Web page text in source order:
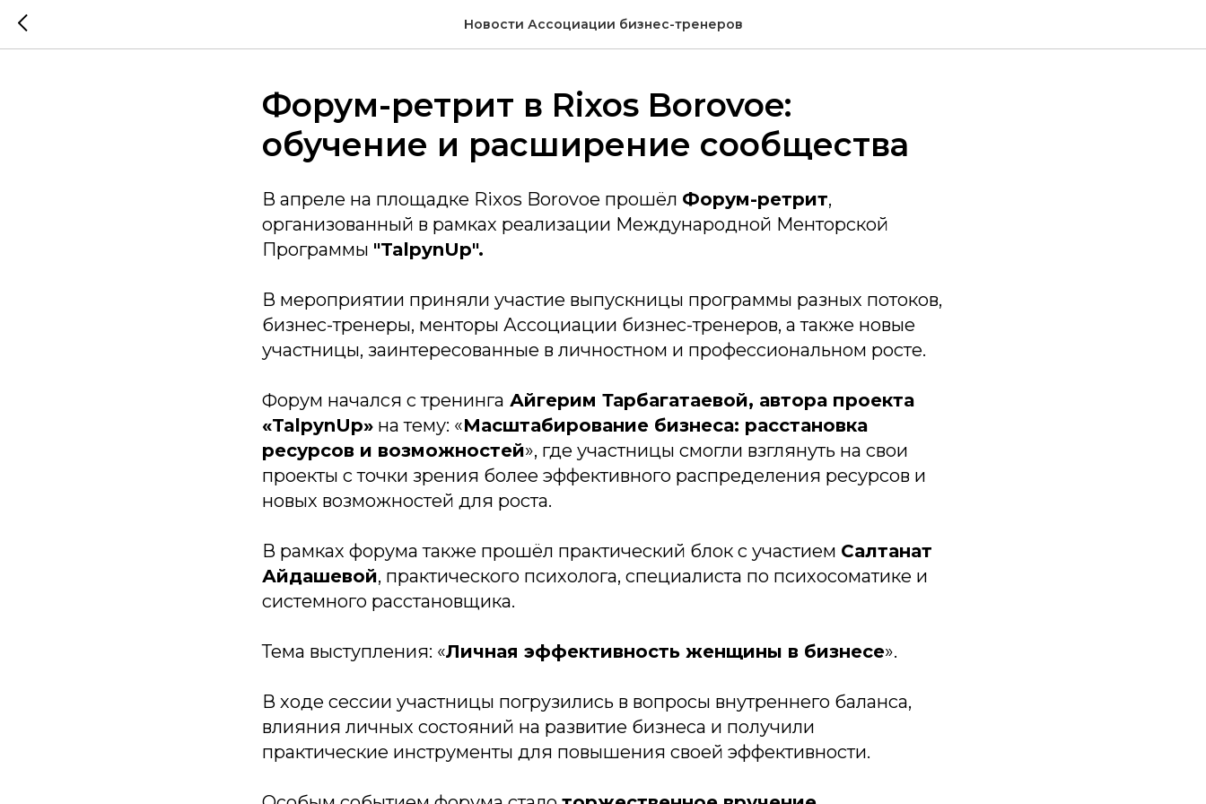
Новости Ассоциации бизнес-тренеров
Форум-ретрит в Rixos Borovoe:
обучение и расширение сообщества
В апреле на площадке Rixos Borovoe прошёл Форум-ретрит,
организованный в рамках реализации Международной Менторской
Программы "TalpynUp".
В мероприятии приняли участие выпускницы программы разных потоков,
бизнес-тренеры, менторы Ассоциации бизнес-тренеров, а также новые
участницы, заинтересованные в личностном и профессиональном росте.
Форум начался с тренинга Айгерим Тарбагатаевой, автора проекта
«TalpynUp» на тему: «Масштабирование бизнеса: расстановка
ресурсов и возможностей», где участницы смогли взглянуть на свои
проекты с точки зрения более эффективного распределения ресурсов и
новых возможностей для роста.
В рамках форума также прошёл практический блок с участием Салтанат
Айдашевой, практического психолога, специалиста по психосоматике и
системного расстановщика.
Тема выступления: «Личная эффективность женщины в бизнесе».
В ходе сессии участницы погрузились в вопросы внутреннего баланса,
влияния личных состояний на развитие бизнеса и получили
практические инструменты для повышения своей эффективности.